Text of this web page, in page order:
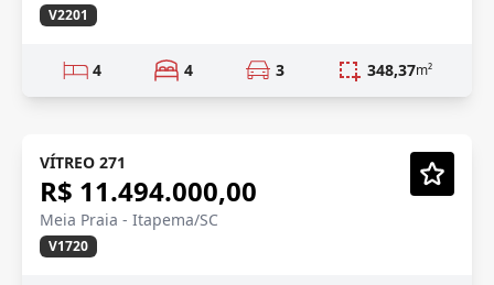
V2201
4 4 3 348,37m²
LANÇAMENTO
Vídeo
Em Construção
VÍTREO 271
R$ 11.494.000,00
Meia Praia - Itapema/SC
V1720